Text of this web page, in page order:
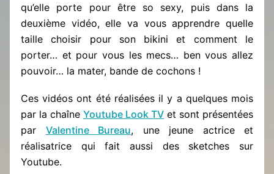
qu’elle porte pour être so sexy, puis dans la
deuxième vidéo, elle va vous apprendre quelle
taille choisir pour son bikini et comment le
porter… et pour vous les mecs… ben vous allez
pouvoir… la mater, bande de cochons !
Ces vidéos ont été réalisées il y a quelques mois
par la chaîne Youtube Look TV et sont présentées
par Valentine Bureau, une jeune actrice et
réalisatrice qui fait aussi des sketches sur
Youtube.